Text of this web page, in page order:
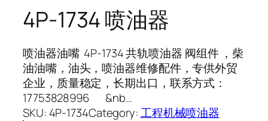
4P-1734 喷油器
喷油器油嘴 4P-1734 共轨喷油器 阀组件 ，柴
油油嘴，油头，喷油器维修配件，专供外贸
企业，质量稳定，长期出口，联系方式：
17753828996 &nb…
SKU: 4P-1734Category:工程机械喷油器